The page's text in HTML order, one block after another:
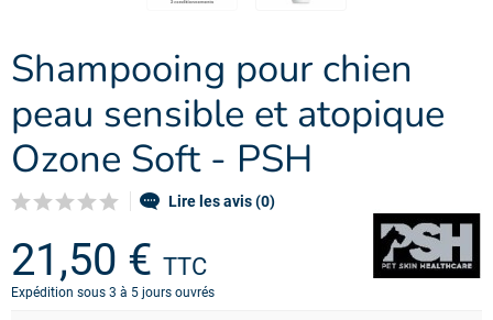
Shampooing pour chien
peau sensible et atopique
Ozone Soft - PSH
Lire les avis (0)
21,50 € TTC
Expédition sous 3 à 5 jours ouvrés